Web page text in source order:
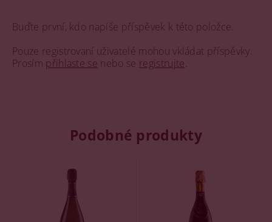
Buďte první, kdo napíše příspěvek k této položce.
Pouze registrovaní uživatelé mohou vkládat příspěvky.
Prosím přihlaste se nebo se registrujte
Podobné produkty